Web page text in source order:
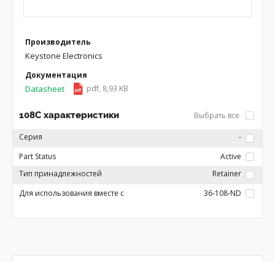
Производитель
Keystone Electronics
Документация
Datasheet pdf, 8,93 KB
108C характеристики Выбрать все
Серия
-
Part Status
Active
Тип принадлежностей
Retainer
Для использования вместе с
36-108-ND